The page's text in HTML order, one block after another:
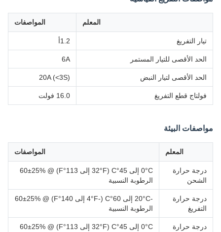
المعلم المواصفات
تيار التفريغ 1.2أ
الحد الأقصى للتيار المستمر 6A
الحد الأقصى لتيار النبض 20A (<3S)
فولتاج قطع التفريغ 16.0 فولت
مواصفات البيئة
المعلم المواصفات
درجة حرارة
الشحن
0°C إلى 45°C (32°F إلى 113°F) @ 60±25%
الرطوبة النسبية
درجة حرارة
التفريغ
-20°C إلى 60°C (-4°F إلى 140°F) @ 60±25%
الرطوبة النسبية
درجة حرارة
0°C إلى 45°C (32°F إلى 113°F) @ 60±25%